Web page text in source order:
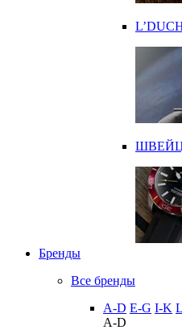
Бренды
Все бренды
A-D E-G I-K
A-D